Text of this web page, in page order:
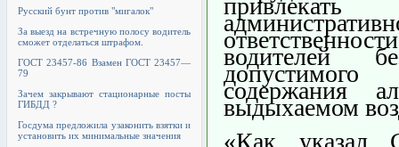
Русский бунт против "мигалок"
За выезд на встречную полосу водитель
сможет отделаться штрафом.
ГОСТ 23457-86 Взамен ГОСТ 23457—
79
Зачем закрывают стационарные посты
ГИБДД ?
Госдума предложила узаконить взятки и
установить их минимальные значения
ответственности
водителей
содержания
выдыхаемом
«Как указал